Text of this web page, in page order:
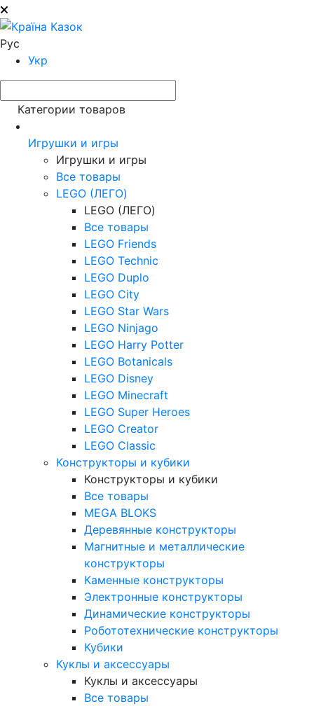
Рус
Укр
Категории товаров
Игрушки и игры
Игрушки и игры
Все товары
LEGO (ЛЕГО)
LEGO (ЛЕГО)
Все товары
LEGO Friends
LEGO Technic
LEGO Duplo
LEGO City
LEGO Star Wars
LEGO Ninjago
LEGO Harry Potter
LEGO Botanicals
LEGO Disney
LEGO Minecraft
LEGO Super Heroes
LEGO Creator
LEGO Classic
Конструкторы и кубики
Конструкторы и кубики
Все товары
MEGA BLOKS
Деревянные конструкторы
Магнитные и металлические
конструкторы
Каменные конструкторы
Электронные конструкторы
Динамические конструкторы
Робототехнические конструкторы
Кубики
Куклы и аксессуары
Куклы и аксессуары
Все товары